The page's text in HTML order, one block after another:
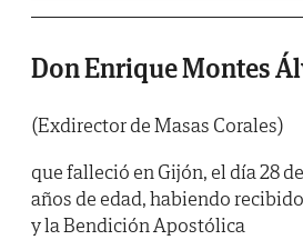
Don Enrique Montes
(Exdirector de Masas Corales)
que falleció en Gijón, el día 28
años de edad, habiendo
y la Bendición Apostólica